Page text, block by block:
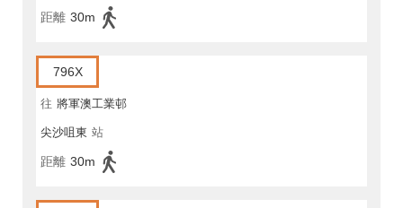
距離 30m
796X
往 將軍澳工業邨
尖沙咀東 站
距離 30m